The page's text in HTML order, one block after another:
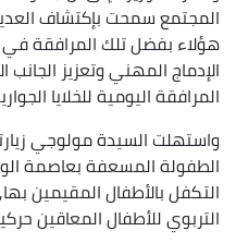
المجتمع سمحت بإكتشاف
هؤلاء بفضل تلك المرافقة في
الإدماج المهني وتعزيز الجانب
المرافقة اليومية للخلايا الجوارية.
واستهلت السيدة مولوجي
الطفولة المسعفة بعاصمة
التكفل بالأطفال المقيمين
التربوي للأطفال المعاقين حركيا.